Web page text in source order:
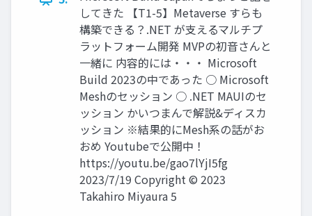
してきた 【T1-5】Metaverse すらも
構築できる？.NET が支えるマルチプ
ラットフォーム開発 MVPの初音さんと
一緒に 内容的には・・・ Microsoft
Build 2023の中であった ○ Microsoft
Meshのセッション ○ .NET MAUIのセ
ッション かいつまんで解説&ディスカ
ッション ※結果的にMesh系の話がお
おめ Youtubeで公開中！
https://youtu.be/gao7lYjI5fg
2023/7/19 Copyright © 2023
Takahiro Miyaura 5